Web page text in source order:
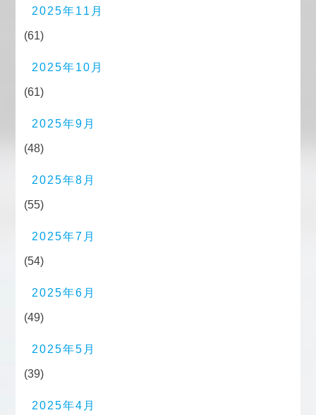
2025年11月
(61)
2025年10月
(61)
2025年9月
(48)
2025年8月
(55)
2025年7月
(54)
2025年6月
(49)
2025年5月
(39)
2025年4月